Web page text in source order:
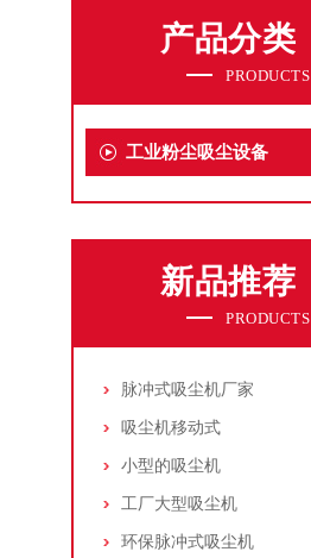
产品分类
PRODUCTS
工业粉尘吸尘设备
新品推荐
PRODUCTS
脉冲式吸尘机厂家
吸尘机移动式
小型的吸尘机
工厂大型吸尘机
环保脉冲式吸尘机